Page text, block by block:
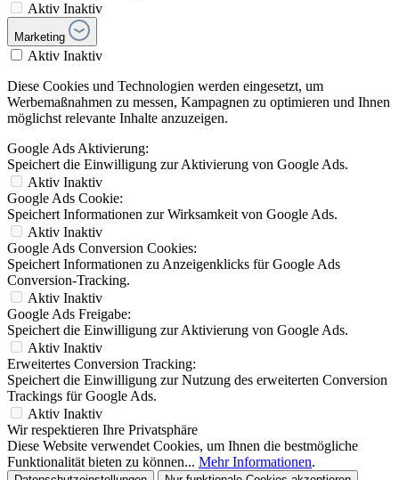
Aktiv Inaktiv
Marketing
Aktiv Inaktiv
Diese Cookies und Technologien werden eingesetzt, um
Werbemaßnahmen zu messen, Kampagnen zu optimieren und Ihnen
möglichst relevante Inhalte anzuzeigen.
Google Ads Aktivierung:
Speichert die Einwilligung zur Aktivierung von Google Ads.
Aktiv Inaktiv
Google Ads Cookie:
Speichert Informationen zur Wirksamkeit von Google Ads.
Aktiv Inaktiv
Google Ads Conversion Cookies:
Speichert Informationen zu Anzeigenklicks für Google Ads
Conversion-Tracking.
Aktiv Inaktiv
Google Ads Freigabe:
Speichert die Einwilligung zur Aktivierung von Google Ads.
Aktiv Inaktiv
Erweitertes Conversion Tracking:
Speichert die Einwilligung zur Nutzung des erweiterten Conversion
Trackings für Google Ads.
Aktiv Inaktiv
Wir respektieren Ihre Privatsphäre
Diese Website verwendet Cookies, um Ihnen die bestmögliche
Funktionalität bieten zu können... Mehr Informationen.